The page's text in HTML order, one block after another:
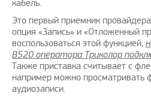
кабель.
Это первый приемник
опция «Запись» и «Отложенный
воспользоваться этой функцией,
B520 оператора Триколор
Также приставка считывает с
например можно просматривать
аудиозаписи.